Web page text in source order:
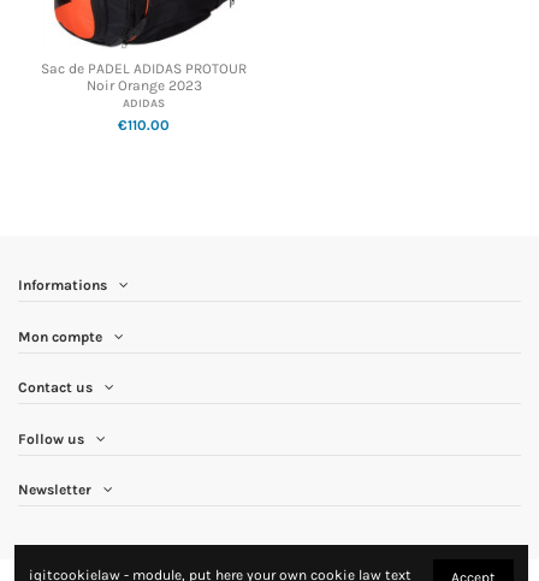
Sac de PADEL ADIDAS PROTOUR
Noir Orange 2023
ADIDAS
€110.00
Informations
Mon compte
Contact us
Follow us
Newsletter
iqitcookielaw - module, put here your own cookie law text Accept